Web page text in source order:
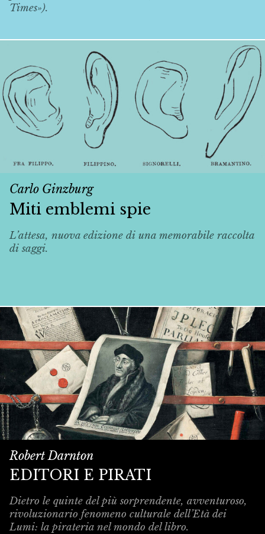
Times»).
Carlo Ginzburg
Miti emblemi spie
L’attesa, nuova edizione di una memorabile raccolta
di saggi.
Robert Darnton
EDITORI E PIRATI
Dietro le quinte del più sorprendente, avventuroso,
rivoluzionario fenomeno culturale dell’Età dei
Lumi: la pirateria nel mondo del libro.